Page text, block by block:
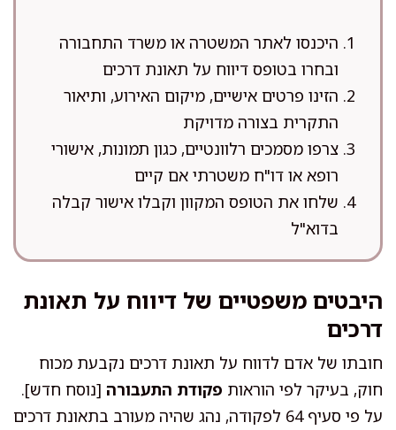
היכנסו לאתר המשטרה או משרד התחבורה
ובחרו בטופס דיווח על תאונת דרכים
הזינו פרטים אישיים, מיקום האירוע, ותיאור
התקרית בצורה מדויקת
צרפו מסמכים רלוונטיים, כגון תמונות, אישורי
רופא או דו"ח משטרתי אם קיים
שלחו את הטופס המקוון וקבלו אישור קבלה
בדוא"ל
היבטים משפטיים של דיווח על תאונת
דרכים
חובתו של אדם לדווח על תאונת דרכים נקבעת מכוח
חוק, בעיקר לפי הוראות פקודת התעבורה [נוסח חדש].
על פי סעיף 64 לפקודה, נהג שהיה מעורב בתאונת דרכים